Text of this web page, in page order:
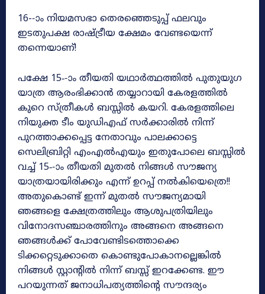
16-‐ാം നിയമസഭാ തെരഞ്ഞെടുപ്പ് ഫലവും
ഇടതുപക്ഷ രാഷ്‌ട്രീയ ക്ഷേമം വേണ്ടയെന്ന്
തന്നെയാണ്!
പക്ഷേ 15‐-ാം തീയതി യഥാർത്ഥത്തിൽ പുതുയുഗ
യാത്ര ആരംഭിക്കാൻ തയ്യാറായി കേരളത്തിൽ
കുറെ സ്ത്രീകൾ ബസ്സിൽ കയറി. കേരളത്തിലെ
നിയുക്ത ടീം യുഡിഎഫ് സർക്കാരിൽ നിന്ന്
പുറത്താക്കപ്പെട്ട നേതാവും പാലക്കാട്ടെ
സെലിബ്രിറ്റി എംഎൽഎയും ഇതുപോലെ ബസ്സിൽ
വച്ച് 15‐-ാം തീയതി മുതൽ നിങ്ങൾ സൗജന്യ
യാത്രയായിരിക്കും എന്ന് ഉറപ്പ് നൽകിയെത്രെ!!
അതുകൊണ്ട് ഇന്ന് മുതൽ സൗജന്യമായി
ഞങ്ങളെ ക്ഷേത്രത്തിലും ആശുപത്രിയിലും
വിനോദസഞ്ചാരത്തിനും അങ്ങനെ അങ്ങനെ
ഞങ്ങൾക്ക് പോവേണ്ടിടത്തൊക്കെ
ടിക്കറ്റെടുക്കാതെ കൊണ്ടുപോകാനല്ലെങ്കിൽ
നിങ്ങൾ സ്റ്റാന്റിൽ നിന്ന് ബസ്സ് ഇറക്കേണ്ട. ഈ
പറയുന്നത് ജനാധിപത്യത്തിന്റെ സൗന്ദര്യം